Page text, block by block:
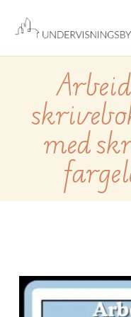
innholdet
med
Arbeidshefte:
Min